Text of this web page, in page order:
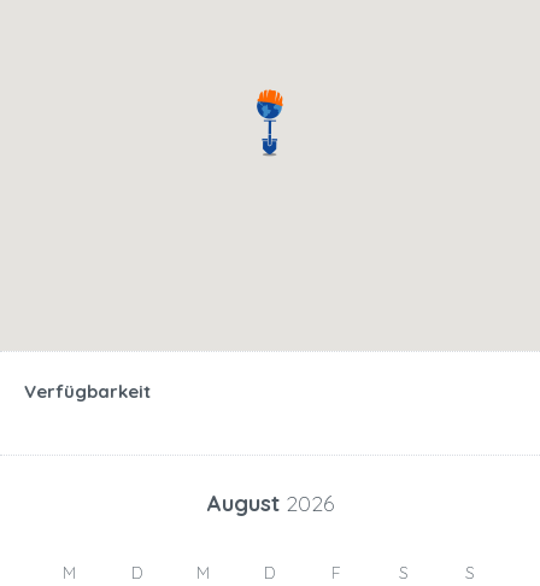
Verfügbarkeit
August 2026
M D M D F S S